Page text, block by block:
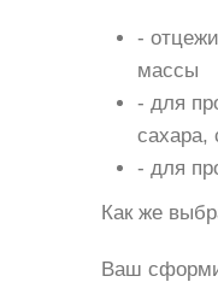
-
массы
- для
сахара,
- для
Как же
Ваш